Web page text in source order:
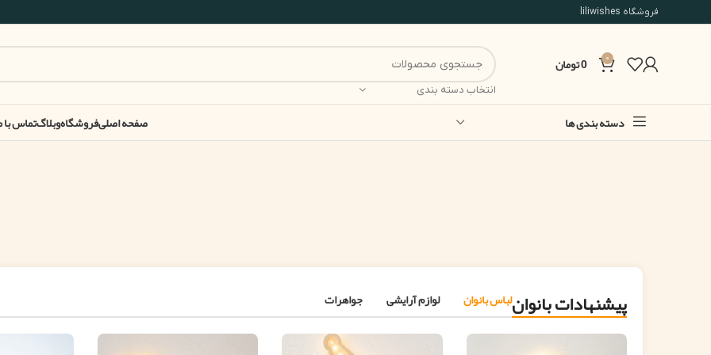
فروشگاه liliwishes
0
0تومان
انتخاب دسته بندی
دسته بندی ها صفحه اصلیفروشگاهوبلاگتماس با
پیشنهادات بانوانلباس بانوان لوازم آرایشی جواهرات